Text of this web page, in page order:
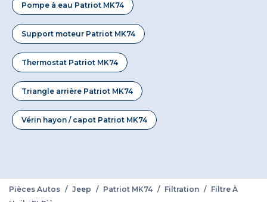
Pompe à eau Patriot MK74
Support moteur Patriot MK74
Thermostat Patriot MK74
Triangle arrière Patriot MK74
Vérin hayon / capot Patriot MK74
Pièces Autos / Jeep / Patriot MK74 / Filtration / Filtre À